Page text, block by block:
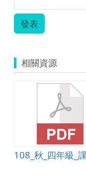
發表
相關資源